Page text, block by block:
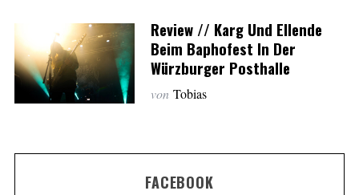
Review // Karg Und Ellende
Beim Baphofest In Der
Würzburger Posthalle
von Tobias
FACEBOOK